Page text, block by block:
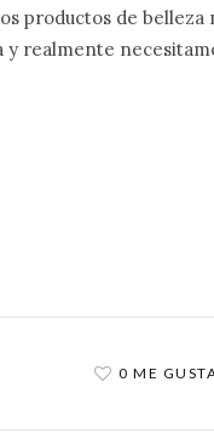
productos de belleza
realmente
0 ME